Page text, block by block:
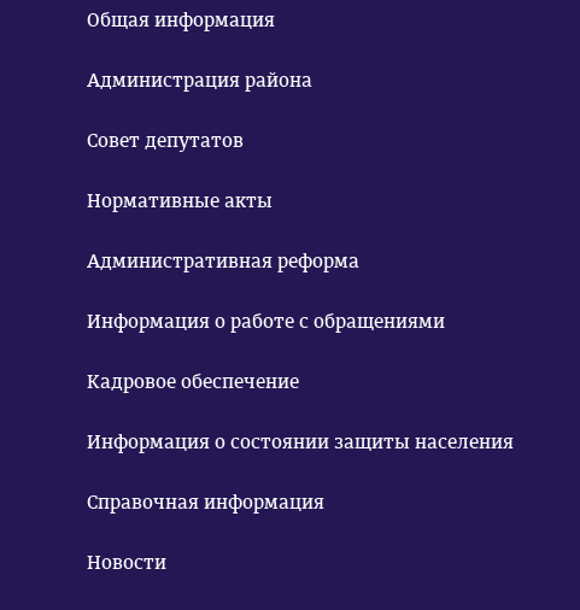
Общая информация
Администрация района
Совет депутатов
Нормативные акты
Административная реформа
Информация о работе с обращениями
Кадровое обеспечение
Информация о состоянии защиты населения
Справочная информация
Новости